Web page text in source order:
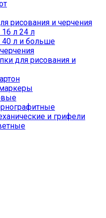
рисования и черчения
л 24 л
л и больше
для рисования и
и грифели